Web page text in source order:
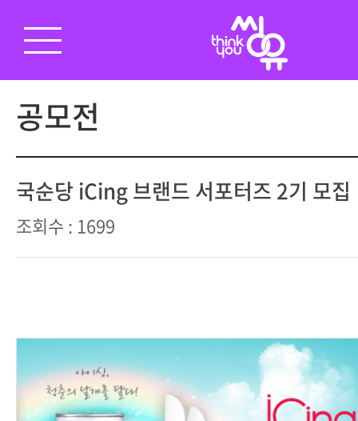
공모전
국순당 iCing 브랜드 서포터즈 2기 모집
조회수 : 1699